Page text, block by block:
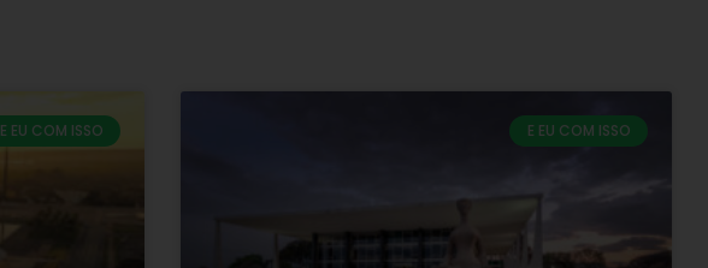
E EU COM ISSO E EU COM ISSO